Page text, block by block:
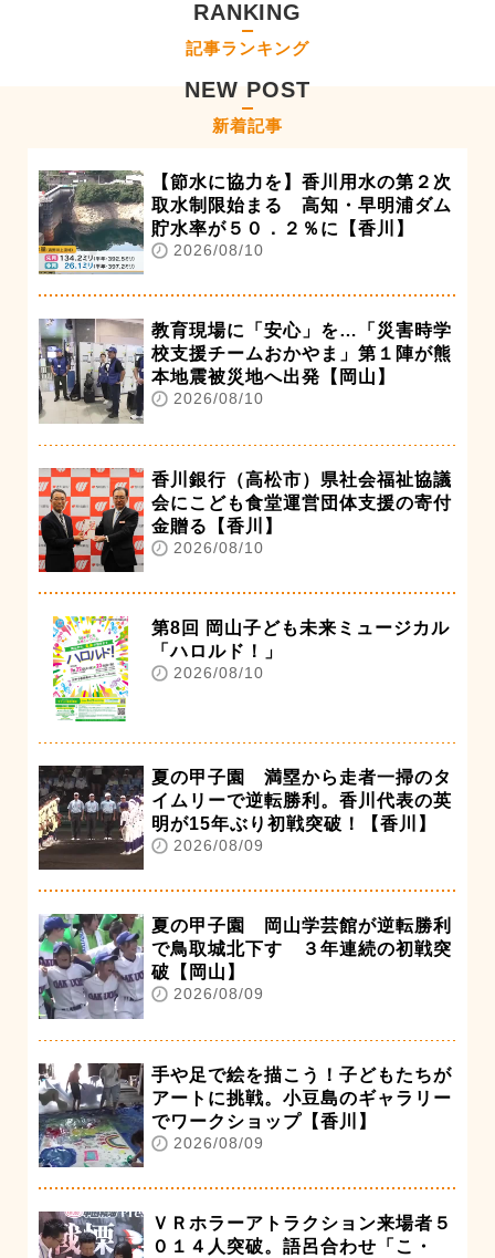
RANKING
記事ランキング
NEW POST
新着記事
【節水に協力を】香川用水の第２次
取水制限始まる 高知・早明浦ダム
貯水率が５０．２％に【香川】
2026/08/10
教育現場に「安心」を…「災害時学
校支援チームおかやま」第１陣が熊
本地震被災地へ出発【岡山】
2026/08/10
香川銀行（高松市）県社会福祉協議
会にこども食堂運営団体支援の寄付
金贈る【香川】
2026/08/10
第8回 岡山子ども未来ミュージカル
「ハロルド！」
2026/08/10
夏の甲子園 満塁から走者一掃のタ
イムリーで逆転勝利。香川代表の英
明が15年ぶり初戦突破！【香川】
2026/08/09
夏の甲子園 岡山学芸館が逆転勝利
で鳥取城北下す ３年連続の初戦突
破【岡山】
2026/08/09
手や足で絵を描こう！子どもたちが
アートに挑戦。小豆島のギャラリー
でワークショップ【香川】
2026/08/09
ＶＲホラーアトラクション来場者５
０１４人突破。語呂合わせ「こ・